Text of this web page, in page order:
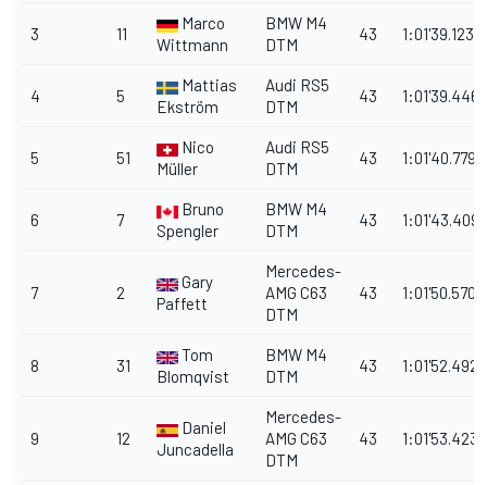
3 11
Marco
Wittmann
BMW M4
DTM
43 1:01'39.123
4 5
Mattias
Ekström
Audi RS5
DTM
43 1:01'39.446
5 51
Nico
Müller
Audi RS5
DTM
43 1:01'40.779
6 7
Bruno
Spengler
BMW M4
DTM
43 1:01'43.409
7 2
Gary
Paffett
Mercedes-
AMG C63
DTM
43 1:01'50.570
8 31
Tom
Blomqvist
BMW M4
DTM
43 1:01'52.492
9 12
Daniel
Juncadella
Mercedes-
AMG C63
DTM
43 1:01'53.423